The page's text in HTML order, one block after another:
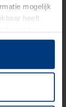
mogelijk
heeft
uw computer
alle andere
Uw
van de